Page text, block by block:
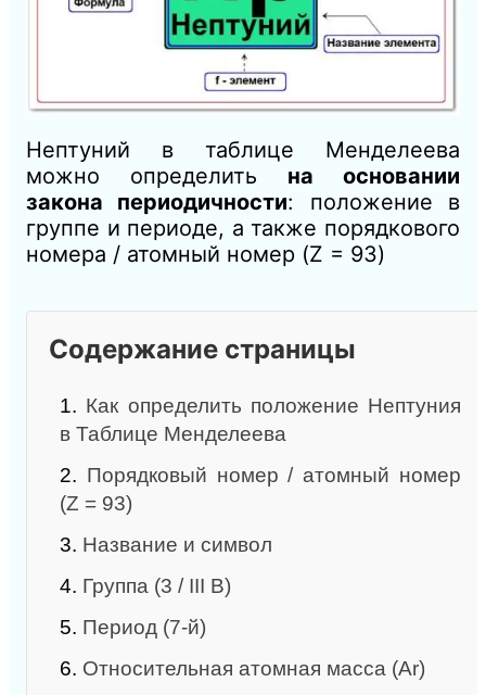
Нептуний в таблице Менделеева
можно определить на основании
закона периодичности: положение в
группе и периоде, а также порядкового
номера / атомный номер (Z = 93)
Содержание страницы
1. Как определить положение Нептуния
в Таблице Менделеева
2. Порядковый номер / атомный номер
(Z = 93)
3. Название и символ
4. Группа (3 / III B)
5. Период (7‑й)
6. Относительная атомная масса (Ar)